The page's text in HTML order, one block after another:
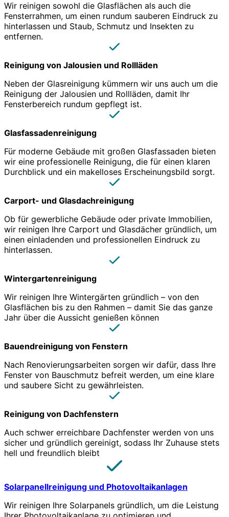
Wir reinigen sowohl die Glasflächen als auch die
Fensterrahmen, um einen rundum sauberen Eindruck zu
hinterlassen und Staub, Schmutz und Insekten zu
entfernen.
Reinigung von Jalousien und Rollläden
Neben der Glasreinigung kümmern wir uns auch um die
Reinigung der Jalousien und Rollläden, damit Ihr
Fensterbereich rundum gepflegt ist.
Glasfassadenreinigung
Für moderne Gebäude mit großen Glasfassaden bieten
wir eine professionelle Reinigung, die für einen klaren
Durchblick und ein makelloses Erscheinungsbild sorgt.
Carport- und Glasdachreinigung
Ob für gewerbliche Gebäude oder private Immobilien,
wir reinigen Ihre Carport und Glasdächer gründlich, um
einen einladenden und professionellen Eindruck zu
hinterlassen.
Wintergartenreinigung
Wir reinigen Ihre Wintergärten gründlich – von den
Glasflächen bis zu den Rahmen – damit Sie das ganze
Jahr über die Aussicht genießen können
Bauendreinigung von Fenstern
Nach Renovierungsarbeiten sorgen wir dafür, dass Ihre
Fenster von Bauschmutz befreit werden, um eine klare
und saubere Sicht zu gewährleisten.
Reinigung von Dachfenstern
Auch schwer erreichbare Dachfenster werden von uns
sicher und gründlich gereinigt, sodass Ihr Zuhause stets
hell und freundlich bleibt
Solarpanellreinigung und Photovoltaikanlagen
Wir reinigen Ihre Solarpanels gründlich, um die Leistung